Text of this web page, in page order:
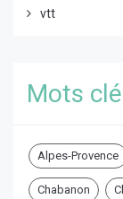
vtt
Mots
Alpes-Provence
Chabanon